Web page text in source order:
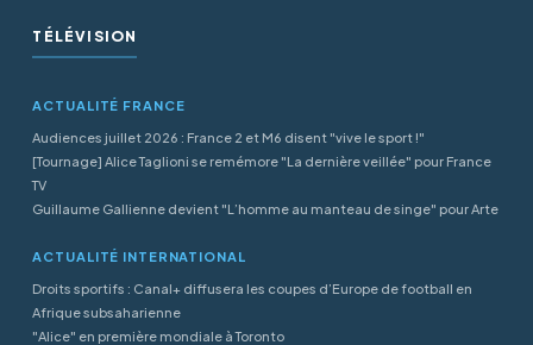
TÉLÉVISION
ACTUALITÉ FRANCE
Audiences juillet 2026 : France 2 et M6 disent "vive le sport !"
[Tournage] Alice Taglioni se remémore "La dernière veillée" pour France
TV
Guillaume Gallienne devient "L’homme au manteau de singe" pour Arte
ACTUALITÉ INTERNATIONAL
Droits sportifs : Canal+ diffusera les coupes d’Europe de football en
Afrique subsaharienne
"Alice" en première mondiale à Toronto